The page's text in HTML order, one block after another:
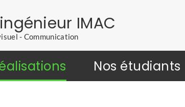
IMAC
- Communication
Nos étudiants